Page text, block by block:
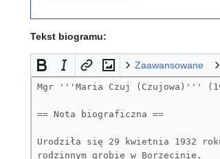
Tekst biogramu:
Zaawansowane